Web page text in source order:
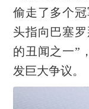
偷走了多个
头指向巴塞
的丑闻之一”
发巨大争议。